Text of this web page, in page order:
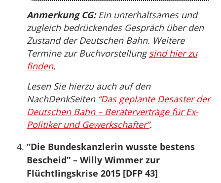
Anmerkung CG:Ein unterhaltsames und
zugleich bedrückendes Gespräch über den
Zustand der Deutschen Bahn. Weitere
Termine zur Buchvorstellungsind hier zu
finden.
Lesen Sie hierzu auch auf den
NachDenkSeiten “Das geplante Desaster der
Deutschen Bahn – Beraterverträge für Ex-
Politiker und Gewerkschafter”.
“Die Bundeskanzlerin wusste bestens
Bescheid” – Willy Wimmer zur
Flüchtlingskrise 2015 [DFP 43]